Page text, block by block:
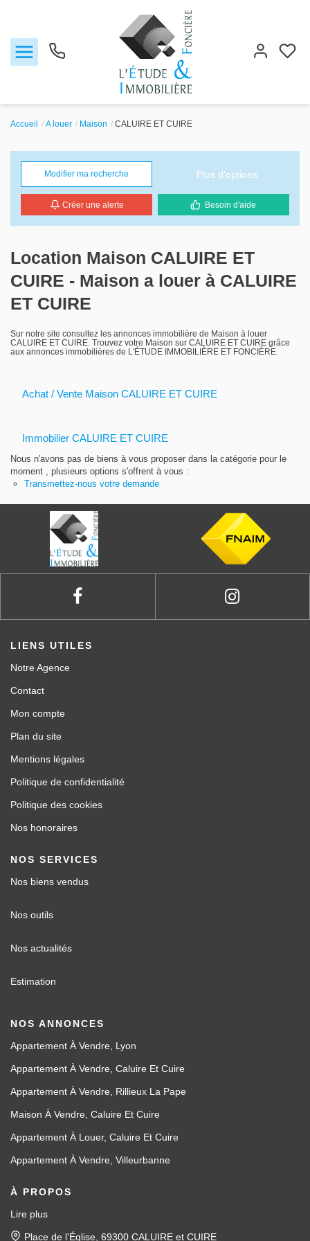
Ventes
Biens vendus
Locations
Estimation
Gestion locative
Accueil A louer Maison CALUIRE ET CUIRE
Modifier ma recherche Plus d'options
Créer une alerte Besoin d'aide
Location Maison CALUIRE ET
CUIRE - Maison a louer à CALUIRE
ET CUIRE
Sur notre site consultez les annonces immobilière de Maison à louer
CALUIRE ET CUIRE. Trouvez votre Maison sur CALUIRE ET CUIRE grâce
aux annonces immobilières de L'ÉTUDE IMMOBILIÈRE ET FONCIÈRE.
Achat / Vente Maison CALUIRE ET CUIRE
Immobilier CALUIRE ET CUIRE
Nous n'avons pas de biens à vous proposer dans la catégorie pour le
moment , plusieurs options s'offrent à vous :
Transmettez-nous votre demande
LIENS UTILES
Notre Agence
Contact
Mon compte
Plan du site
Mentions légales
Politique de confidentialité
Politique des cookies
Nos honoraires
NOS SERVICES
Nos biens vendus
Nos outils
Nos actualités
Estimation
NOS ANNONCES
Appartement À Vendre, Lyon
Appartement À Vendre, Caluire Et Cuire
Appartement À Vendre, Rillieux La Pape
Maison À Vendre, Caluire Et Cuire
Appartement À Louer, Caluire Et Cuire
Appartement À Vendre, Villeurbanne
À PROPOS
Lire plus
Place de l'Église, 69300 CALUIRE et CUIRE